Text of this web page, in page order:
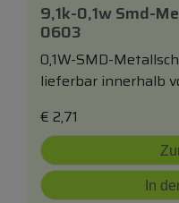
9,1k-0,1w Smd-
0603
0,1W-SMD-
lieferbar innerhalb
€ 2,71
In